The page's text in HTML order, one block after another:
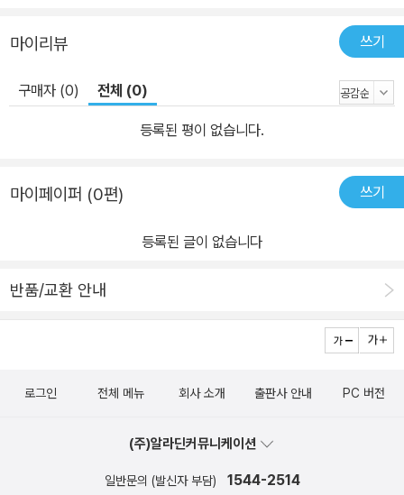
이 변화할 수 있도록 묵상을 위한 질문 제시 - 설교 준비를 위한 실질
oday) 시리즈 소개 BST 시리즈는 다음 세 가지 목적을 특징으로 하
는 신구약 및 주제별 강해 시리즈다. 즉 성경 본문을 정확하게 해설하
고, 그것을 현대 생활에 접목시키며, 읽기 쉽게 만드는 것이다. 따라서
기보다는 설명하려고 애쓰며, 독립된 책이라기보다는 참고서 역할을
하기 때문이다. 그렇다고 이 시리즈가 단순히 ‘설교집’인 것도 아니다.
설교집은 자칫 성경을 진지하게 다루지 않고 그저 현대적으로 적용하
말씀을 통해 지금도 말씀하고 계시며, 그리스도인들의 삶과 건강과
통해 지금도 말씀하시는 것을 듣는 일이 무엇보다 중요하다는 확신을
균형 있게 제시하려는 목적으로 기획되었다. 신약 책임 편집자로는
편집자로는 데릭 티드볼이 섬기고 있다. ■ 대상 독자 - 모든 성경이
하기에 유익하다고 믿는 신자 - 성경 본문을 정확하게 해설하고, 그리
마이리뷰 쓰기
구매자 (0) 전체 (0)
등록된 평이 없습니다.
마이페이퍼 (0편) 쓰기
등록된 글이 없습니다
반품/교환 안내
로그인 전체 메뉴 회사 소개 출판사 안내 PC 버전
(주)알라딘커뮤니케이션
일반문의 (발신자 부담) 1544-2514